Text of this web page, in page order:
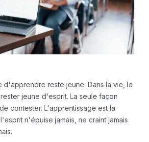
d'apprendre reste jeune. Dans la vie, le
jeune d'esprit. La seule façon
contester. L'apprentissage est la
n'épuise jamais, ne craint jamais